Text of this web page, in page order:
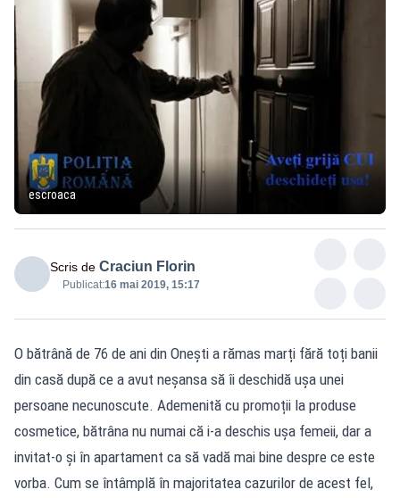
escroaca
Scris de Craciun Florin
Publicat:16 mai 2019, 15:17
O bătrână de 76 de ani din Onești a rămas marți fără toți banii
din casă după ce a avut neșansa să îi deschidă ușa unei
persoane necunoscute. Ademenită cu promoții la produse
cosmetice, bătrâna nu numai că i-a deschis ușa femeii, dar a
invitat-o și în apartament ca să vadă mai bine despre ce este
vorba. Cum se întâmplă în majoritatea cazurilor de acest fel,